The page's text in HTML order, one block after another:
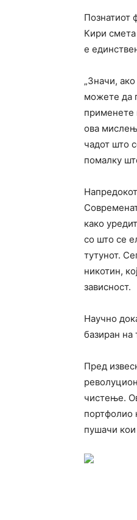
Познатиот
Кири
е
„Значи,
можете да
применете
ова
чадот што
помалку
како
со што се
тутунот.
никотин,
зависност.
Научно
базиран на
Пред
чистење.
портфолио
пушачи